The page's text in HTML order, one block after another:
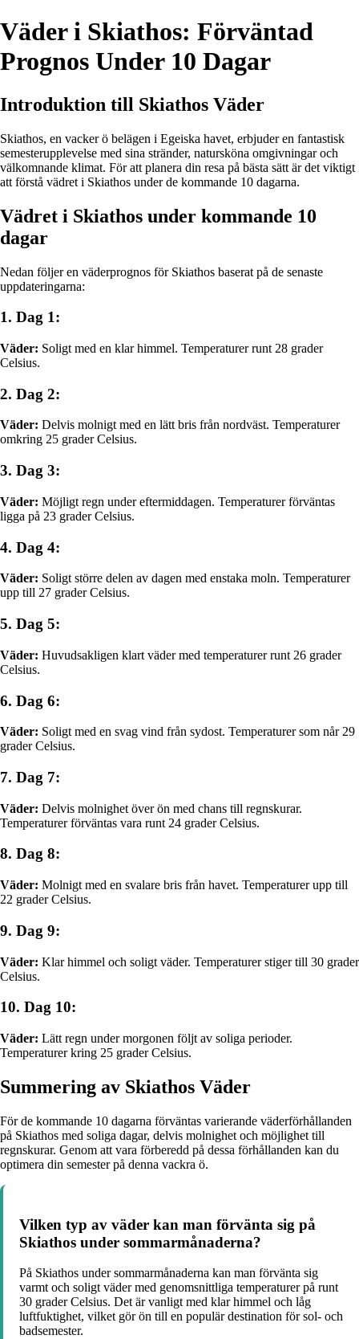
Väder i Skiathos: Förväntad
Prognos Under 10 Dagar
Introduktion till Skiathos Väder
Skiathos, en vacker ö belägen i Egeiska havet, erbjuder en fantastisk
semesterupplevelse med sina stränder, natursköna omgivningar och
välkomnande klimat. För att planera din resa på bästa sätt är det viktigt
att förstå vädret i Skiathos under de kommande 10 dagarna.
Vädret i Skiathos under kommande 10
dagar
Nedan följer en väderprognos för Skiathos baserat på de senaste
uppdateringarna:
1. Dag 1:
Väder: Soligt med en klar himmel. Temperaturer runt 28 grader
Celsius.
2. Dag 2:
Väder: Delvis molnigt med en lätt bris från nordväst. Temperaturer
omkring 25 grader Celsius.
3. Dag 3:
Väder: Möjligt regn under eftermiddagen. Temperaturer förväntas
ligga på 23 grader Celsius.
4. Dag 4:
Väder: Soligt större delen av dagen med enstaka moln. Temperaturer
upp till 27 grader Celsius.
5. Dag 5:
Väder: Huvudsakligen klart väder med temperaturer runt 26 grader
Celsius.
6. Dag 6:
Väder: Soligt med en svag vind från sydost. Temperaturer som når 29
grader Celsius.
7. Dag 7:
Väder: Delvis molnighet över ön med chans till regnskurar.
Temperaturer förväntas vara runt 24 grader Celsius.
8. Dag 8:
Väder: Molnigt med en svalare bris från havet. Temperaturer upp till
22 grader Celsius.
9. Dag 9:
Väder: Klar himmel och soligt väder. Temperaturer stiger till 30 grader
Celsius.
10. Dag 10:
Väder: Lätt regn under morgonen följt av soliga perioder.
Temperaturer kring 25 grader Celsius.
Summering av Skiathos Väder
För de kommande 10 dagarna förväntas varierande väderförhållanden
på Skiathos med soliga dagar, delvis molnighet och möjlighet till
regnskurar. Genom att vara förberedd på dessa förhållanden kan du
optimera din semester på denna vackra ö.
Vilken typ av väder kan man förvänta sig på
Skiathos under sommarmånaderna?
På Skiathos under sommarmånaderna kan man förvänta sig
varmt och soligt väder med genomsnittliga temperaturer på runt
30 grader Celsius. Det är vanligt med klar himmel och låg
luftfuktighet, vilket gör ön till en populär destination för sol- och
badsemester.